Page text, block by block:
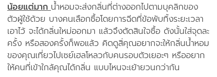
น้อยแต่มาก น้ำหอมจะส่งกลิ่นที่ต่างออกไปตามบุคลิกของ
ตัวผู้ใช้ด้วย บางคนเลือกซื้อโดยการฉีดที่ข้อพับทิ้งระยะเวลา
เอาไว้ จะได้กลิ่นใหม่ออกมา แล้วจึงตัดสินใจซื้อ ดังนั้นใส่จุดละ
ครั้ง หรือสองครั้งก็พอแล้ว คิดดูสิ่คุณอยากจะให้กลิ่นน้ำหอม
ของคุณเที่ยวไปเซย์เฮลโหลวกับคนรอบตัวเยอะๆ หรืออยาก
ให้คนที่เข้าใกล้คุณได้กลิ่น แบบไหนจะเย้ายวนกว่ากัน